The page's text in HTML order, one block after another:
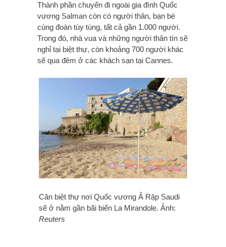
Thành phần chuyến đi ngoài gia đình Quốc
vương Salman còn có người thân, bạn bè
cùng đoàn tùy tùng, tất cả gần 1.000 người.
Trong đó, nhà vua và những người thân tín sẽ
nghỉ tại biệt thự, còn khoảng 700 người khác
sẽ qua đêm ở các khách sạn tại Cannes.
Căn biệt thự nơi Quốc vương Ả Rập Saudi
sẽ ở nằm gần bãi biển La Mirandole. Ảnh:
Reuters